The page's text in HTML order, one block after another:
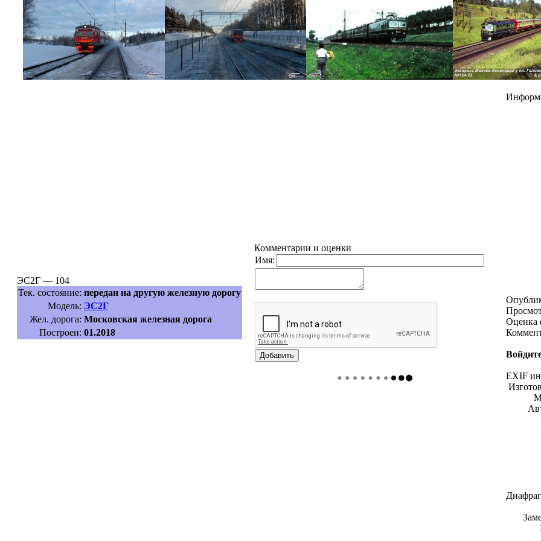
ЭС2Г — 104
Тек. состояние: передан на другую железную дорогу
Модель: ЭС2Г
Жел. дорога: Московская железная дорога
Построен: 01.2018
Комментарии и оценки
Имя:
Оценка
EXIF